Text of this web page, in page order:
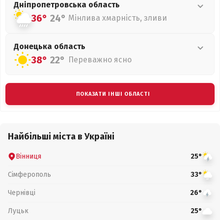
Дніпропетровська область
36° 24° Мінлива хмарність, зливи
Донецька область
38° 22° Переважно ясно
ПОКАЗАТИ ІНШІ ОБЛАСТІ
Найбільші міста в Україні
Вінниця 25°
Сімферополь 33°
Чернівці 26°
Луцьк 25°